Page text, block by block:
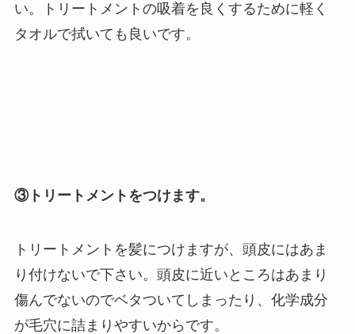
い。トリートメントの吸着を良くするために軽く
タオルで拭いても良いです。
③トリートメントをつけます。
トリートメントを髪につけますが、頭皮にはあま
り付けないで下さい。頭皮に近いところはあまり
傷んでないのでベタついてしまったり、化学成分
が毛穴に詰まりやすいからです。